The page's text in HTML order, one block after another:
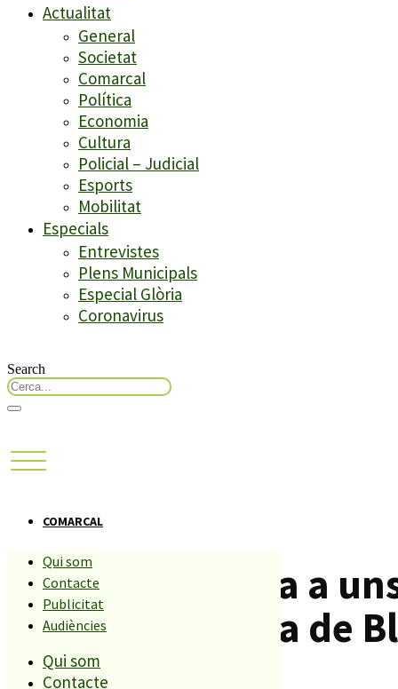
Actualitat
General
Societat
Comarcal
Política
Economia
Cultura
Policial – Judicial
Esports
Mobilitat
Especials
Entrevistes
Plens Municipals
Especial Glòria
Coronavirus
Search
Qui som
Contacte
Publicitat
Audiències
Qui som
Contacte
COMARCAL
La policia busca a
entitat bancària de